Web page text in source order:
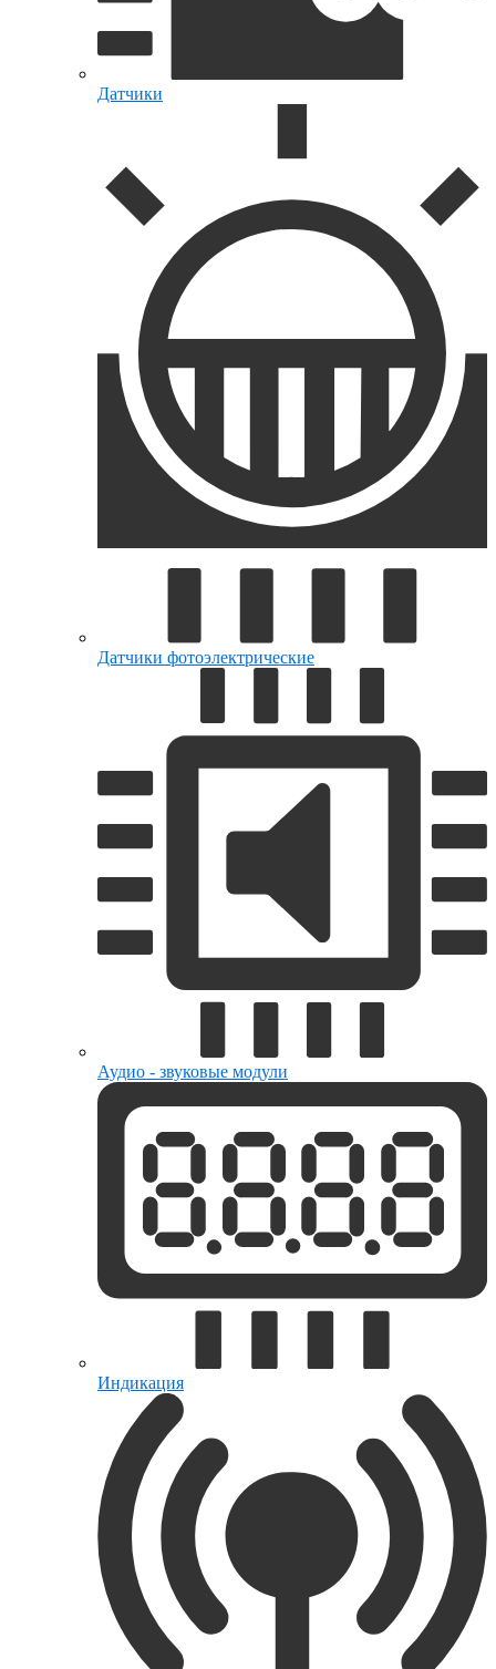
Датчики
Датчики фотоэлектрические
Аудио - звуковые модули
Индикация